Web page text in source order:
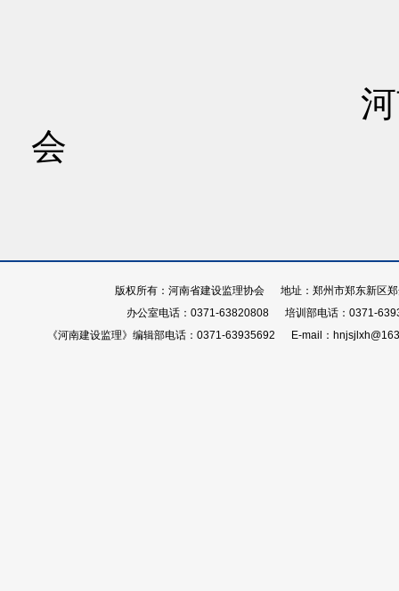
河南建设监
会
版权所有：河南省建设监理协会 地址：郑州市郑东新区
办公室电话：0371-63820808 培训部电话：0371-
《河南建设监理》编辑部电话：0371-63935692 E-mail：